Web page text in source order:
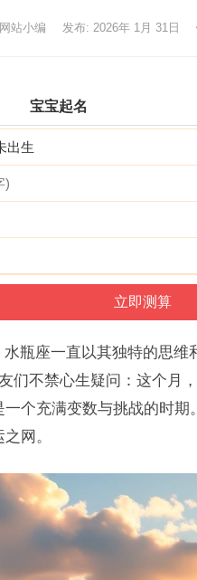
网站小编 发布: 2026年 1月 31日
宝宝起名
出生
瓶座一直以其独特的思
们不禁心生疑问：这个月
个充满变数与挑战的时
网。